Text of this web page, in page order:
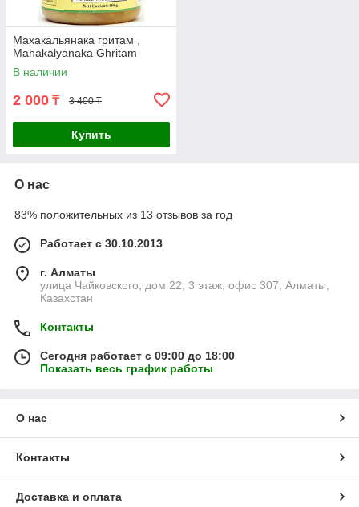
Махакальянака гритам ,
Mahakalyanaka Ghritam
В наличии
2 000 ₸ 3 400 ₸
Купить
О нас
83% положительных из 13 отзывов за год
Работает с 30.10.2013
г. Алматы
улица Чайковского, дом 22, 3 этаж, офис 307, Алматы,
Казахстан
Контакты
Сегодня работает с 09:00 до 18:00
Показать весь график работы
О нас
Контакты
Доставка и оплата